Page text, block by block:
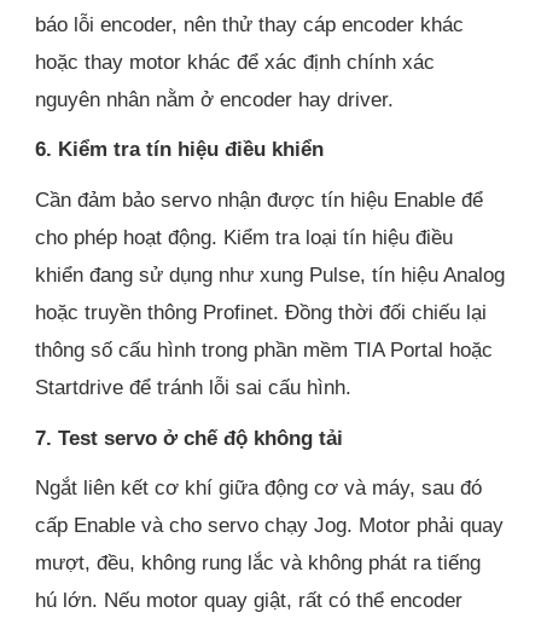
báo lỗi encoder, nên thử thay cáp encoder khác
hoặc thay motor khác để xác định chính xác
nguyên nhân nằm ở encoder hay driver.
6. Kiểm tra tín hiệu điều khiển
Cần đảm bảo servo nhận được tín hiệu Enable để
cho phép hoạt động. Kiểm tra loại tín hiệu điều
khiển đang sử dụng như xung Pulse, tín hiệu Analog
hoặc truyền thông Profinet. Đồng thời đối chiếu lại
thông số cấu hình trong phần mềm TIA Portal hoặc
Startdrive để tránh lỗi sai cấu hình.
7. Test servo ở chế độ không tải
Ngắt liên kết cơ khí giữa động cơ và máy, sau đó
cấp Enable và cho servo chạy Jog. Motor phải quay
mượt, đều, không rung lắc và không phát ra tiếng
hú lớn. Nếu motor quay giật, rất có thể encoder